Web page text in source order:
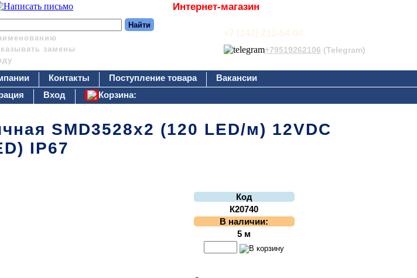
Интернет-магазин
замены
+7 (342) 212-54-00
+79519262106 (Telegram)
Контакты Поступление товара
Вакансии
Вход
Корзина:
SMD3528x2 (120 LED/м) 12VDC
IP67
Код
К20740
В наличии:
5 м